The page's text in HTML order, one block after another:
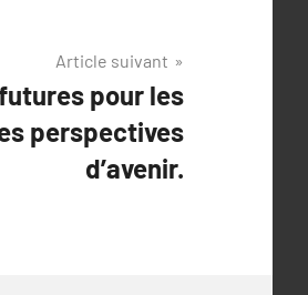
Article suivant
pour les
perspectives
d’avenir.